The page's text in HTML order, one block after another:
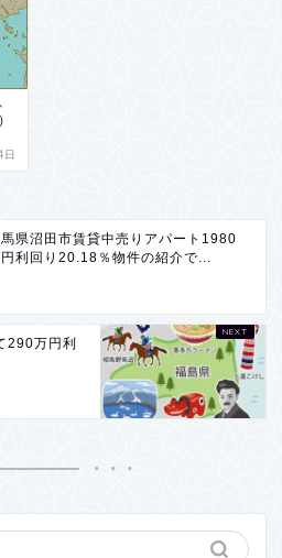
日
県沼田市賃貸中売りアパート1980
利回り20.18％物件の紹介で...
290万円利